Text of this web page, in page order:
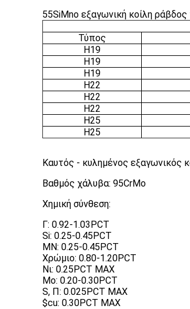
55SiMno εξαγωνική κοίλη
Τύπος
H19
H19
H19
H22
H22
H22
H25
H25
Καυτός - κυλημένος εξαγωνικός
Βαθμός χάλυβα: 95CrMo
Χημική σύνθεση:
Γ: 0.92-1.03PCT
Si: 0.25-0.45PCT
ΜΝ: 0.25-0.45PCT
Χρώμιο: 0.80-1.20PCT
Νι: 0.25PCT MAX
Mo: 0.20-0.30PCT
S, Π: 0.025PCT MAX
$cu: 0.30PCT MAX